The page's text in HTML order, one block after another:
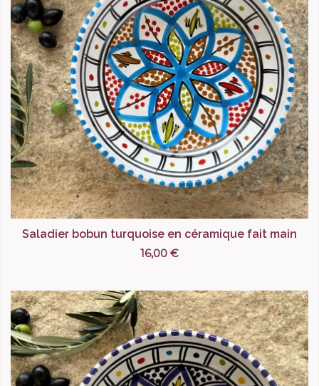
Saladier bobun turquoise en céramique fait main
16,00 €